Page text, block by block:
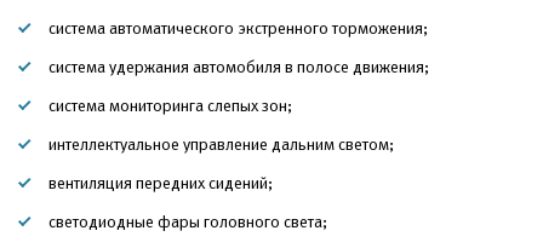
система автоматического экстренного торможения;
система удержания автомобиля в полосе движения;
система мониторинга слепых зон;
интеллектуальное управление дальним светом;
вентиляция передних сидений;
светодиодные фары головного света;